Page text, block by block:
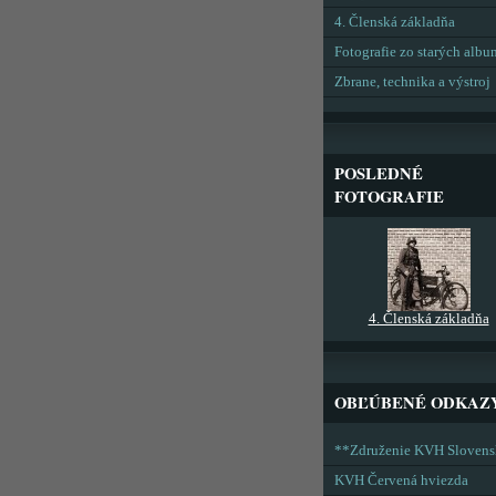
4. Členská základňa
Fotografie zo starých
Zbrane, technika a výstroj
POSLEDNÉ
FOTOGRAFIE
4. Členská základňa
OBĽÚBENÉ
**Združenie KVH
KVH Červená hviezda